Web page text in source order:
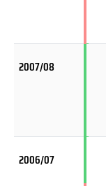
2007/08
2006/07